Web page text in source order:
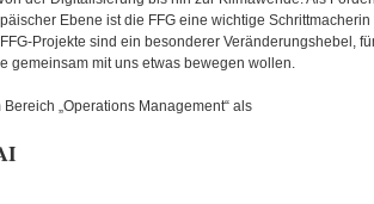
(Österreich)
Ebene ist die FFG eine wichtige
Projekte sind ein besonderer Veränderungshebel,
gemeinsam mit uns etwas bewegen wollen.
„Operations Management“ als